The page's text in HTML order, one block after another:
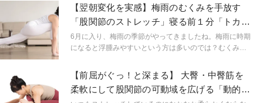
な股関節はめこみエクササイズをご紹介します。
【翌朝変化を実感】梅雨のむくみを手放す
「股関節のストレッチ」寝る前１分「トカゲ
のポーズ」
6月に入り、梅雨の季節がやってきましたね。梅雨に時期
になると浮腫みやすいという方は多いのでは？むくみの
ます。
【前屈がぐっ！と深まる】 大臀・中臀筋を
柔軟にして股関節の可動域を広げる「動的＆